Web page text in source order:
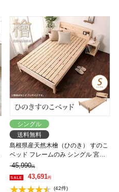
シングル
送料無料
島根県産天然木檜（ひのき） すのこ
ベッド フレームのみ シングル 宮付
き 国産 ヒノキ 2口コンセント付き
高さ4段階調節 送料無料
45,990円
43,691円
(42件)